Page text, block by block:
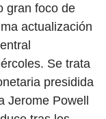
gran foco de
actualización
Se trata
presidida
Jerome Powell